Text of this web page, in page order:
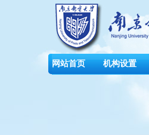
网站首页 机构设置